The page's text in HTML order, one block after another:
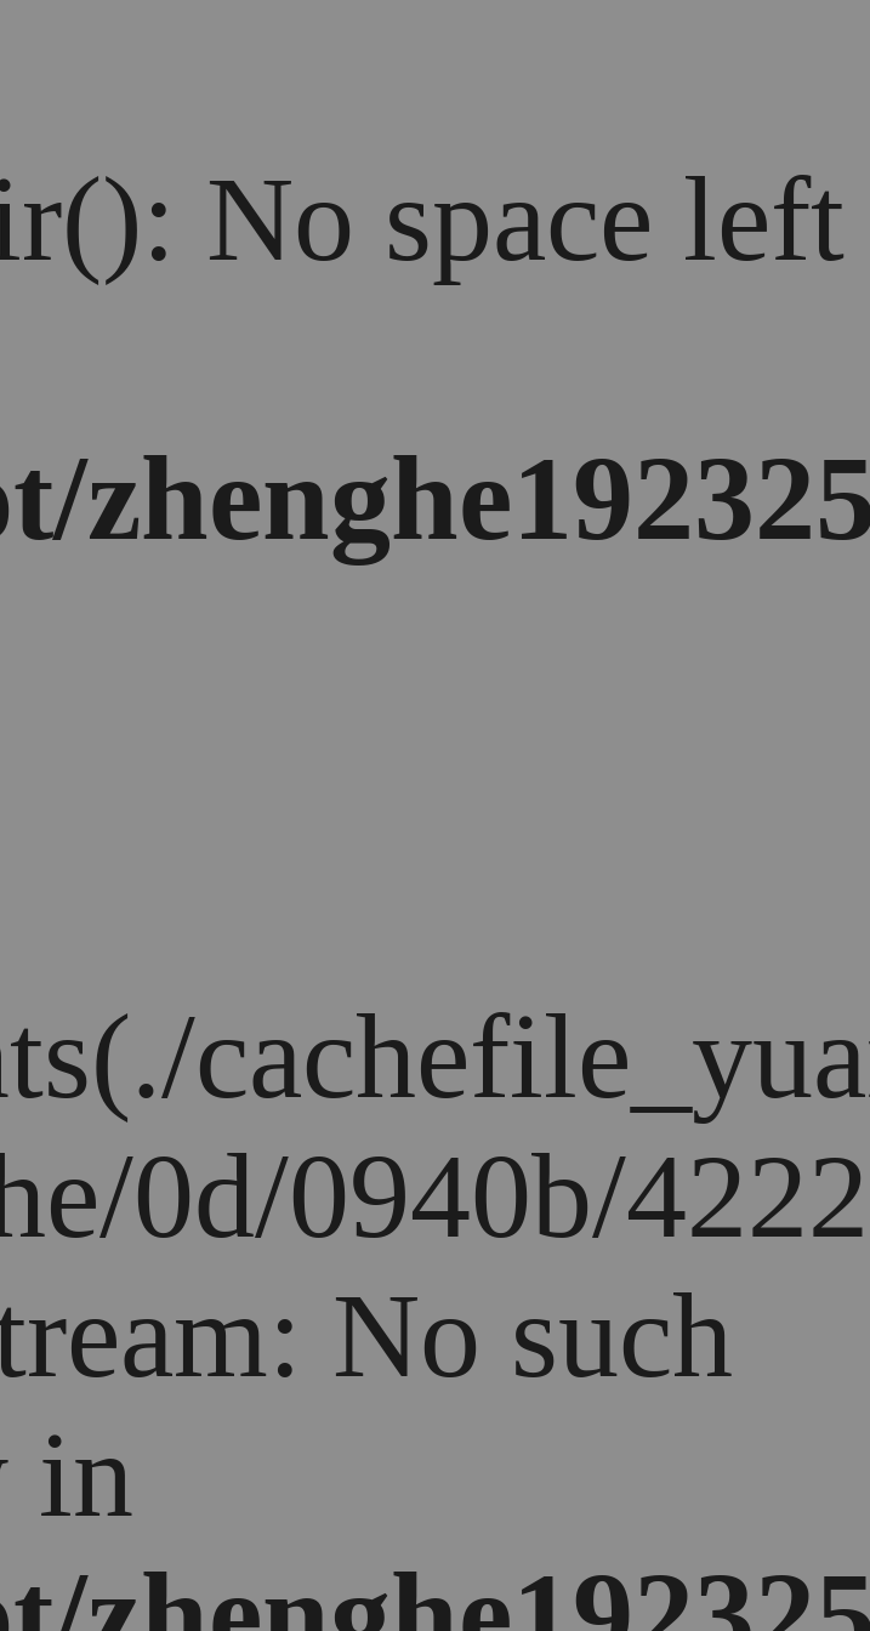
No space left
0d/0940b/
No such
in